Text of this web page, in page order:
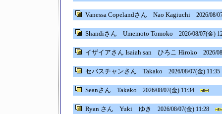
Vanessa Copelandさん Nao Kagiuchi 2026/08/
Shandiさん Umemoto Tomoko 2026/08/07(金)
イザイアさん Isaiah sanひろこ Hiroko 2026/
セバスチャンさん Takako 2026/08/07(金) 11:35
Seanさん Takako 2026/08/07(金) 11:34
Ryan さん Yuki ゆき 2026/08/07(金) 11:28